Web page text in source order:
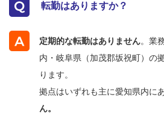
転勤はありますか？
定期的な転勤はありません。業
内・岐阜県（加茂郡坂祝町）の
ります。
拠点はいずれも主に愛知県内にあ
ん。